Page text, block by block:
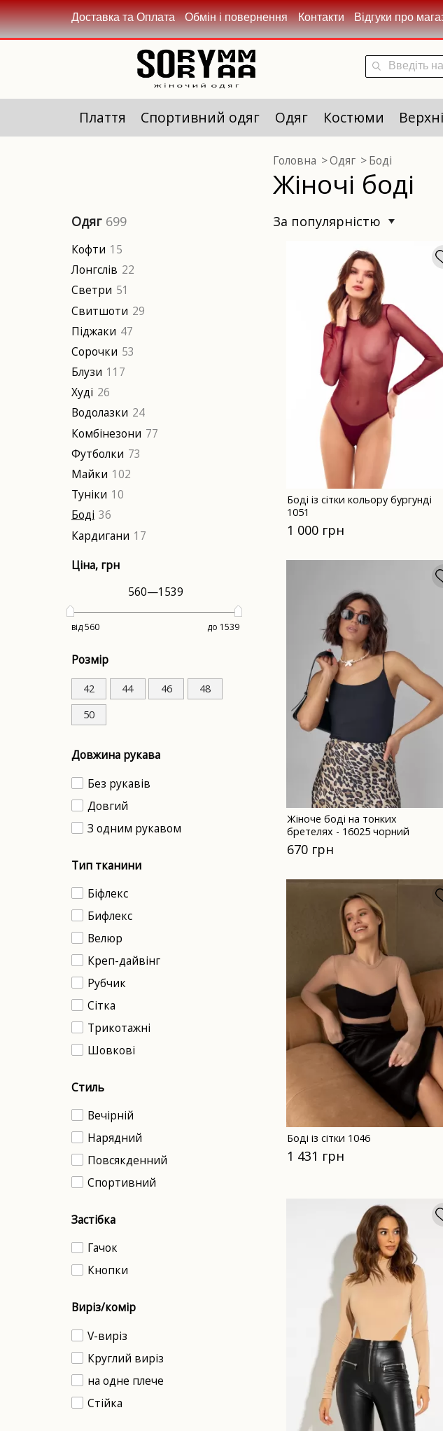
Доставка та Оплата Обмін і повернення Контакти Відгуки про
Плаття Спортивний одяг Одяг Костюми
Головна Одяг Боді
Жіночі боді
Одяг 699
Кофти 15
Лонгслів 22
Светри 51
Свитшоти 29
Піджаки 47
Сорочки 53
Блузи 117
Худі 26
Водолазки 24
Комбінезони 77
Футболки 73
Майки 102
Туніки 10
Боді 36
Кардигани 17
за популярністю
Ціна, грн
560—1539
від 560 до 1539
Розмір
42 44 46
48
50
Довжина рукава
Без рукавів
Довгий
З одним рукавом
Тип тканини
Біфлекс
Бифлекс
Велюр
Креп-дайвінг
Рубчик
Сітка
Трикотажні
Шовкові
Стиль
Вечірній
Нарядний
Повсякденний
Спортивний
Застібка
Гачок
Кнопки
Виріз/комір
V-виріз
Круглий виріз
на одне плече
Стійка
Боді із сітки кольору бургунді
1051
1 000 грн
Жіноче боді на тонких
бретелях - 16025 чорний
670 грн
Боді із сітки 1046
1 431 грн